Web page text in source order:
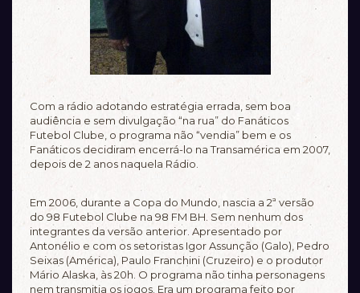
Com a rádio adotando estratégia errada, sem boa
audiência e sem divulgação “na rua” do Fanáticos
Futebol Clube, o programa não “vendia” bem e os
Fanáticos decidiram encerrá-lo na Transamérica em 2007,
depois de 2 anos naquela Rádio.
Em 2006, durante a Copa do Mundo, nascia a 2ª versão
do 98 Futebol Clube na 98 FM BH. Sem nenhum dos
integrantes da versão anterior. Apresentado por
Antonélio e com os setoristas Igor Assunção (Galo), Pedro
Seixas (América), Paulo Franchini (Cruzeiro) e o produtor
Mário Alaska, às 20h. O programa não tinha personagens
nem transmitia os jogos. Era um programa feito por